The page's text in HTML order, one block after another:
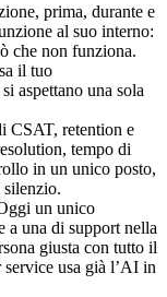
prima, durante e
al suo interno:
che non funziona.
il tuo
aspettano una sola
CSAT, retention e
tempo di
in un unico posto,
un unico
a una di support nella
giusta con tutto il
usa già l’AI in